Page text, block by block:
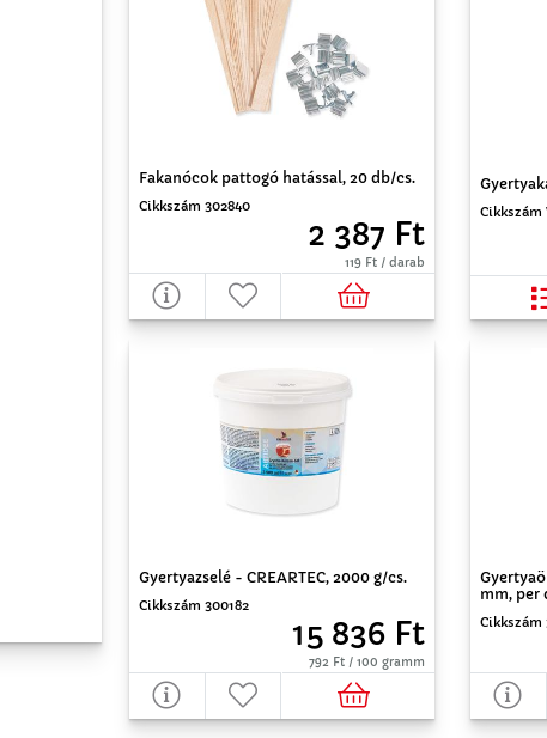
Fakanócok pattogó hatással, 20 db/cs.
Cikkszám 302840
2 387 Ft
119 Ft / darab
Cikkszám
Gyertyazselé - CREARTEC, 2000 g/cs.
Cikkszám 300182
15 836 Ft
792 Ft / 100 gramm
mm, per
Cikkszám